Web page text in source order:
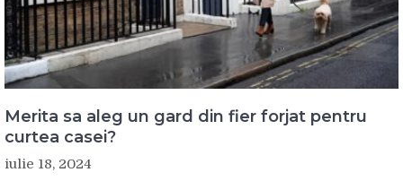
Merita sa aleg un gard din fier forjat pentru
curtea casei?
iulie 18, 2024